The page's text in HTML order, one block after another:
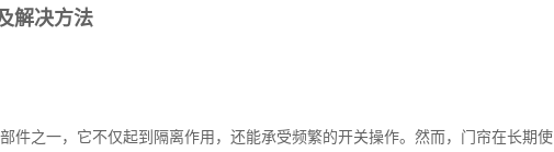
解决方法
件之一，它不仅起到隔离作用，还能承受频繁的开关操作。然而，门帘在长期使